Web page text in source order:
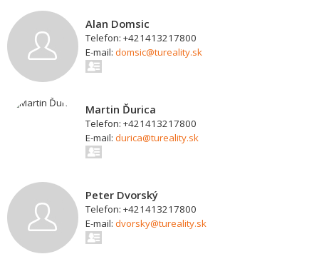
Alan Domsic
Telefon: +421413217800
E-mail: domsic@tureality.sk
Martin Ďurica
Telefon: +421413217800
E-mail: durica@tureality.sk
Peter Dvorský
Telefon: +421413217800
E-mail: dvorsky@tureality.sk